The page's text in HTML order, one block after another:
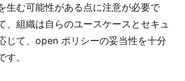
生む可能性がある点に注意が必要で
、組織は自らのユースケースとセキュ
じて、open ポリシーの妥当性を十分
す。